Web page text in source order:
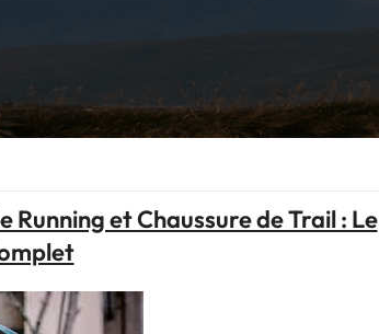
et Chaussure de Trail : Le